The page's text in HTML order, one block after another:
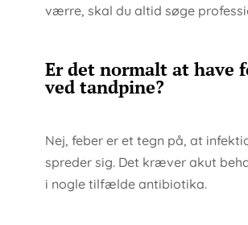
værre, skal du altid søge
Er det normalt at have
ved tandpine?
Nej, feber er et tegn på, at
spreder sig. Det kræver akut
i nogle tilfælde antibiotika.